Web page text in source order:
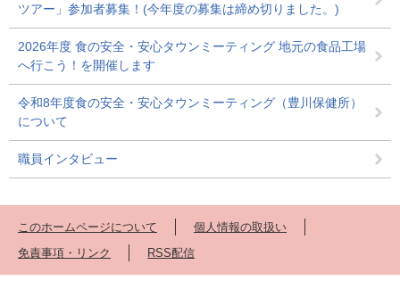
ツアー」参加者募集！(今年度の募集は締め切りました。)
2026年度 食の安全・安心タウンミーティング 地元の食品工場
へ行こう！を開催します
令和8年度食の安全・安心タウンミーティング（豊川保健所）
について
職員インタビュー
このホームページについて
個人情報の取扱い
免責事項・リンク
RSS配信